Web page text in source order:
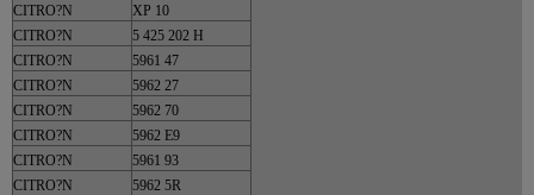
CITRO?N
XP 10
CITRO?N
5 425 202 H
CITRO?N
5961 47
CITRO?N
5962 27
CITRO?N
5962 70
CITRO?N
5962 E9
CITRO?N
5961 93
CITRO?N
5962 5R